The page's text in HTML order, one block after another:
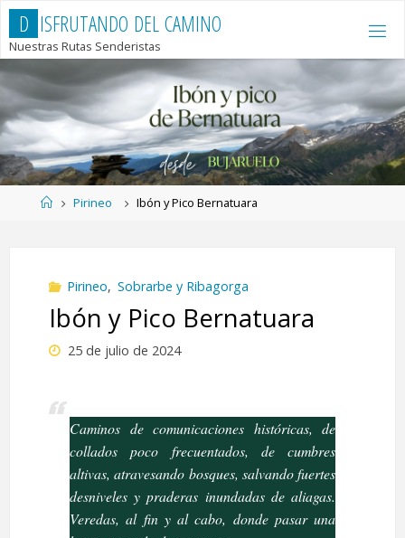
Saltar
contenido
D ISFRUTANDO DEL CAMINO
Nuestras Rutas Senderistas
PáginaPirineo Ibón y Pico Bernatuara
Pirineo, Sobrarbe y Ribagorga
Ibón y Pico Bernatuara
25 de julio de 2024
Caminos de comunicaciones históricas, de
collados poco frecuentados, de cumbres
altivas, atravesando bosques, salvando fuertes
desniveles y praderas inundadas de aliagas.
Veredas, al fin y al cabo, donde pasar una